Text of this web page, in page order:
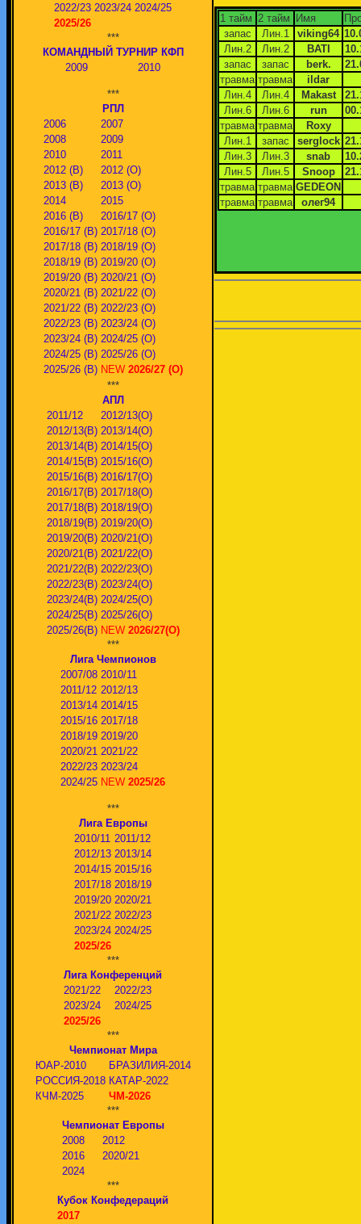
2022/23 2023/24 2024/25
2025/26
***
КОМАНДНЫЙ ТУРНИР КФП
2009
2010
***
РПЛ
2006
2007
2008
2009
2010
2011
2012 (В)
2012 (О)
2013 (В)
2013 (О)
2014
2015
2016 (В)
2016/17 (О)
2016/17 (В) 2017/18 (О)
2017/18 (В) 2018/19 (О)
2018/19 (В) 2019/20 (О)
2019/20 (В) 2020/21 (О)
2020/21 (В) 2021/22 (О)
2021/22 (В) 2022/23 (О)
2022/23 (В) 2023/24 (О)
2023/24 (В) 2024/25 (О)
2024/25 (В) 2025/26 (О)
2025/26 (В) NEW 2026/27 (О)
***
АПЛ
2011/12
2012/13(О)
2012/13(В) 2013/14(О)
2013/14(В) 2014/15(О)
2014/15(В) 2015/16(О)
2015/16(В) 2016/17(О)
2016/17(В) 2017/18(О)
2017/18(В) 2018/19(О)
2018/19(В) 2019/20(О)
2019/20(В) 2020/21(О)
2020/21(В) 2021/22(О)
2021/22(В) 2022/23(О)
2022/23(В) 2023/24(O)
2023/24(В) 2024/25(O)
2024/25(В) 2025/26(О)
2025/26(В) NEW 2026/27(О)
***
Лига Чемпионов
2007/08 2010/11
2011/12 2012/13
2013/14 2014/15
2015/16 2017/18
2018/19 2019/20
2020/21 2021/22
2022/23 2023/24
2024/25 NEW 2025/26
***
Лига Европы
2010/11 2011/12
2012/13 2013/14
2014/15 2015/16
2017/18 2018/19
2019/20 2020/21
2021/22 2022/23
2023/24 2024/25
2025/26
***
Лига Конференций
2021/22
2022/23
2023/24
2024/25
2025/26
***
Чемпионат Мира
ЮАР-2010
БРАЗИЛИЯ-2014
РОССИЯ-2018 КАТАР-2022
КЧМ-2025
ЧМ-2026
***
Чемпионат Европы
2008
2012
2016
2020/21
2024
***
Кубок Конфедераций
2017
1 тайм 2 тайм Имя
запас
Лин.1 viking64
Лин.2
Лин.2 BATI
запас
запас berk.
травма травма
ildar
Лин.4
Лин.4 Makast
Лин.6
Лин.6 run
травма травма
Roxy
Лин.1
запас serglock
Лин.3
Лин.3 snab
Лин.5
Лин.5 Snoop
травма травма GEDEON
травма травма олег94